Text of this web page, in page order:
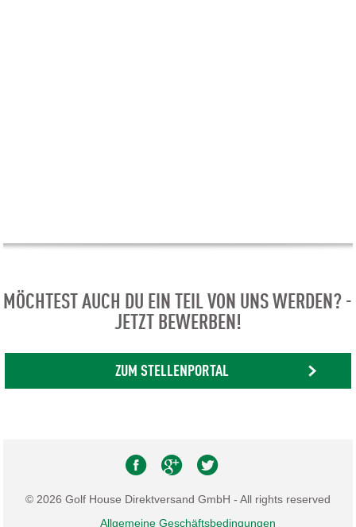
MÖCHTEST AUCH DU EIN TEIL VON UNS WERDEN? -
JETZT BEWERBEN!
ZUM STELLENPORTAL
© 2026 Golf House Direktversand GmbH - All rights reserved
Allgemeine Geschäftsbedingungen